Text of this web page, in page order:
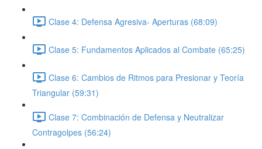
Clase 4: Defensa Agresiva- Aperturas (68:09)
Clase 5: Fundamentos Aplicados al Combate (65:25)
Clase 6: Cambios de Ritmos para Presionar y Teoría
Triangular (59:31)
Clase 7: Combinación de Defensa y Neutralizar
Contragolpes (56:24)